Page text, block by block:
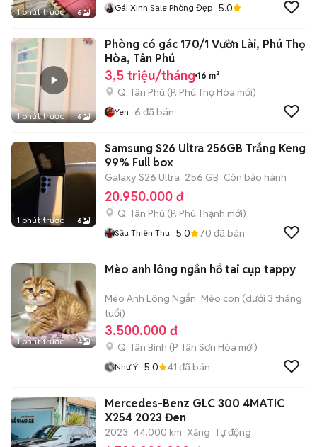
1 phút trước 6 Gái Xinh Sale Phòng Đẹp 5.0
1 phút trước 6
Phòng có gác 170/1 Vườn Lài, Phú Thọ
Hòa, Tân Phú
3,5 triệu/tháng 16 m²
Q. Tân Phú (P. Phú Thọ Hòa mới)
Yen 6 đã bán
1 phút trước 6
Samsung S26 Ultra 256GB Trắng Keng
99% Full box
Galaxy S26 Ultra 256 GB Còn bảo hành
20.950.000 đ
Q. Tân Phú (P. Phú Thạnh mới)
Sầu Thiên Thu 5.0 70 đã bán
1 phút trước 4
Mèo anh lông ngắn hổ tai cụp tappy
Mèo Anh Lông Ngắn Mèo con (dưới 3 tháng
tuổi)
3.500.000 đ
Q. Tân Bình (P. Tân Sơn Hòa mới)
Như Ý 5.0 41 đã bán
Mercedes-Benz GLC 300 4MATIC
X254 2023 Đen
2023 44.000 km Xăng Tự động